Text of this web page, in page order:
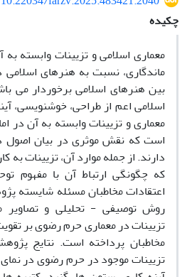
چکیده
معماری اسلامی و تزیینات وابسته
ماندگاری، نسبت به هنرهای
بین هنرهای اسلامی برخوردار می
اسلامی اعم از طراحی، خوشنویسی،
معماری و تزیینات وابسته به آن در
‌است که نقش موثری در بیان اصول
دارند. از جمله موارد آن، تزیینات
که چگونگی ارتباط آن با مفهوم
اعتقادات مخاطبان مسئله شایسته
روش توصیفی - تحلیلی و تصاویر
تزیینات در معماری حرم رضوی بر
مخاطبان پرداخته ‌است. نتایج
تزیینات موجود در حرم رضوی در